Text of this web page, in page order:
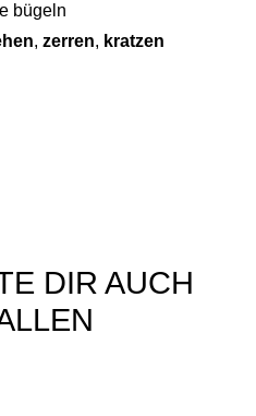
bügeln
, zerren, kratzen
DIR AUCH